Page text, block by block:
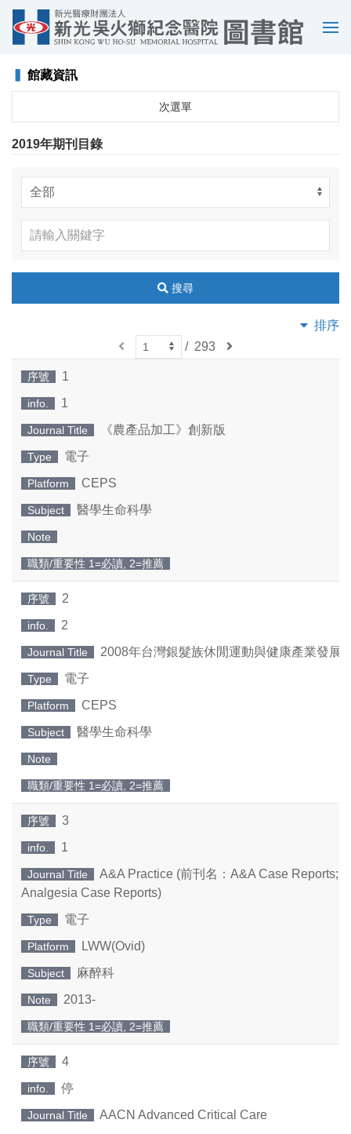
選
館藏資訊
次選單
2019年期刊目錄
搜尋
排序
/ 293
下
序號 1
info. 1
Journal Title 《農產品加工》創新版
Type 電子
Platform CEPS
Subject 醫學生命科學
Note
職類/重要性 1=必讀, 2=推薦
序號 2
info. 2
Journal Title 2008年台灣銀髮族休閒運動與健康產業發展
Type 電子
Platform CEPS
Subject 醫學生命科學
Note
職類/重要性 1=必讀, 2=推薦
序號 3
info. 1
Journal Title
A&A Practice (前刊名：A&A Case Reports;
Analgesia Case Reports)
Type 電子
Platform LWW(Ovid)
Subject 麻醉科
Note 2013-
職類/重要性 1=必讀, 2=推薦
序號 4
info. 停
Journal Title AACN Advanced Critical Care